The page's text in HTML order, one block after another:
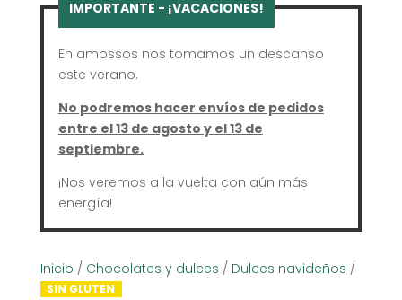
En amossos nos tomamos un descanso
este verano.
No podremos hacer envíos de pedidos
entre el 13 de agosto y el 13 de
septiembre.
¡Nos veremos a la vuelta con aún más
energía!
Inicio / Chocolates y dulces / Dulces navideños /
SIN GLUTEN